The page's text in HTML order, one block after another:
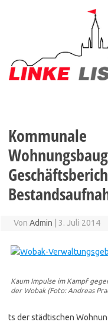
Kommunale
Von Admin 3. Juli 2014
Kaum Impulse im Kampf
der Wobak (Foto: Andreas
ts der städtischen